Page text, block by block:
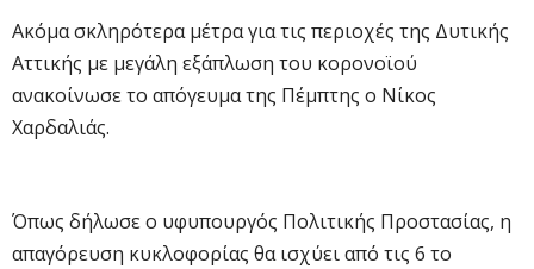
Ακόμα σκληρότερα μέτρα για τις περιοχές της Δυτικής
Αττικής με μεγάλη εξάπλωση του κορονοϊού
ανακοίνωσε το απόγευμα της Πέμπτης ο Νίκος
Χαρδαλιάς.
Όπως δήλωσε ο υφυπουργός Πολιτικής Προστασίας, η
απαγόρευση κυκλοφορίας θα ισχύει από τις 6 το